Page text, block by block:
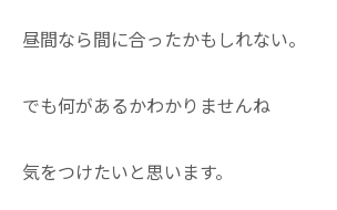
昼間なら間に合ったかもしれない。
でも何があるかわかりませんね
気をつけたいと思います。